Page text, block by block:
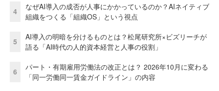
4
なぜAI導入の成否が人事にかかっているのか？AIネイティブ
組織をつくる「組織OS」という視点
5
AI導入の明暗を分けるものとは？松尾研究所×ビズリーチが
語る「AI時代の人的資本経営と人事の役割」
6
パート・有期雇用労働法の改正とは？ 2026年10月に変わる
「同一労働同一賃金ガイドライン」の内容